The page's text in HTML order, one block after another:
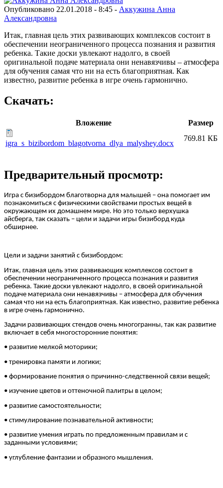
Опубликовано 22.01.2018 - 8:45 - Аккужина Анна
Александровна
Итак, главная цель этих развивающих комплексов состоит в
обеспечении неограниченного процесса познания и развития
ребенка. Такие доски увлекают надолго, в своей
оригинальной подаче материала они ненавязчивы – атмосфера
для обучения самая что ни на есть благоприятная. Как
известно, развитие ребенка в игре очень гармонично.
Скачать:
Вложение Размер
igra_s_bizibordom_blagotvorna_dlya_malyshey.docx
769.81 КБ
Предварительный просмотр:
Игра с бизибордом благотворна для малышей – она помогает им
познакомиться с физическими свойствами простых вещей в
окружающем их домашнем мире. Но это только верхушка
айсберга, так сказать – цели и задачи игры бизиборд куда
обширнее.
Цели и задачи занятий с бизибордом:
Итак, главная цель этих развивающих комплексов состоит в
обеспечении неограниченного процесса познания и развития
ребенка. Такие доски увлекают надолго, в своей оригинальной
подаче материала они ненавязчивы – атмосфера для обучения
самая что ни на есть благоприятная. Как известно, развитие ребенка
в игре очень гармонично.
Задачи развивающих стендов очень многогранны, так как развитие
включает в себя многосторонние понятия:
• развитие мелкой моторики;
• тренировка памяти и логики;
• формирование понятия о причинно-следственной связи вещей;
• изучение цветов и оттеночной палитры в целом;
• развитие самостоятельности;
• стимулирование познавательной активности;
• развитие умения играть по предложенным правилам и с
заданными условиями;
• углубление фантазии и образного мышления.